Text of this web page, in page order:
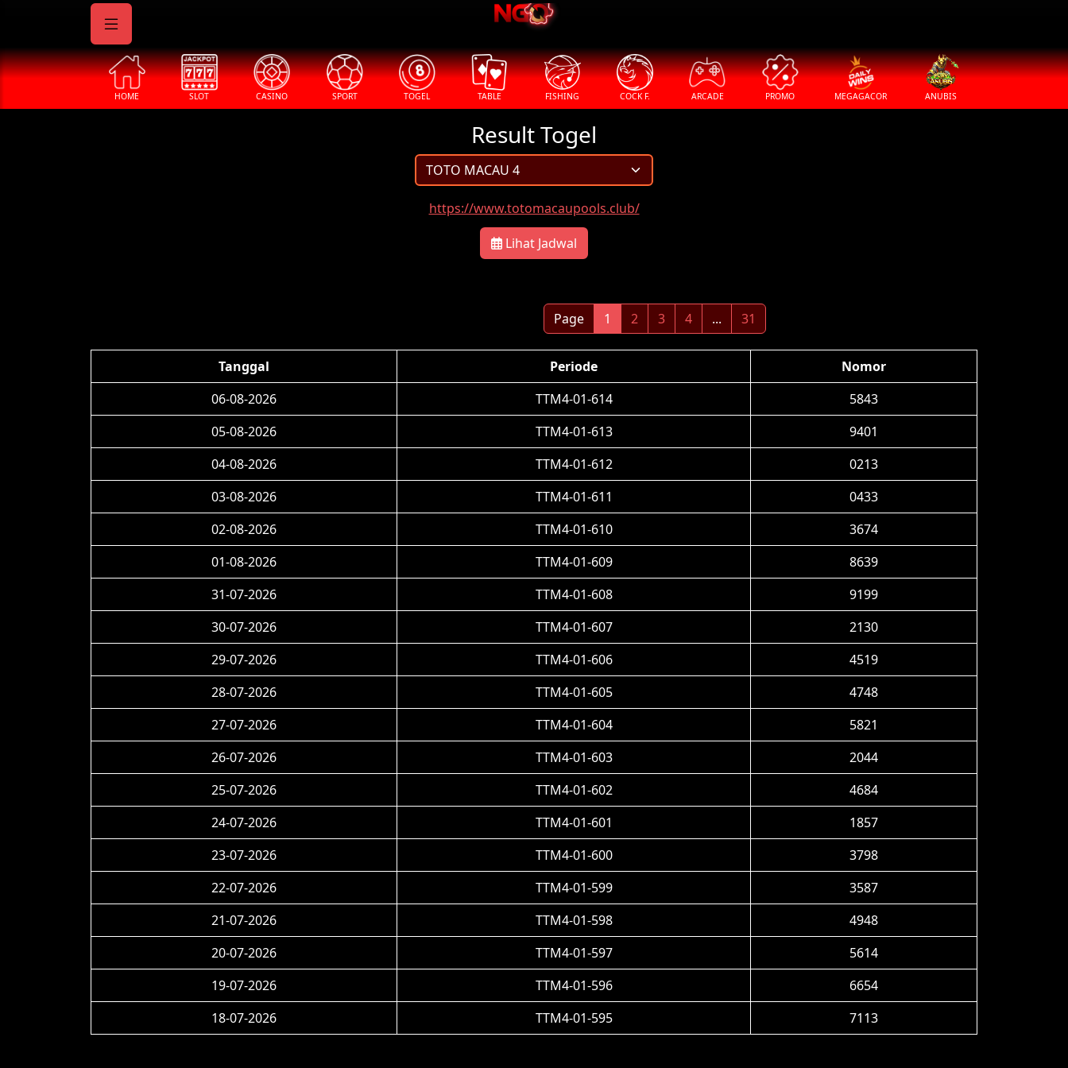
HOME SLOT CASINO SPORT TOGEL TABLE FISHING COCK F. ARCADE PROMO MEGAGACOR ANUBIS
Result Togel
https://www.totomacaupools.club/
Lihat Jadwal
Page 1 2 3 4 ... 31
Tanggal Periode
Nomor
06-08-2026
TTM4-01-614
5843
05-08-2026
TTM4-01-613
9401
04-08-2026
TTM4-01-612
0213
03-08-2026
TTM4-01-611
0433
02-08-2026
TTM4-01-610
3674
01-08-2026
TTM4-01-609
8639
31-07-2026
TTM4-01-608
9199
30-07-2026
TTM4-01-607
2130
29-07-2026
TTM4-01-606
4519
28-07-2026
TTM4-01-605
4748
27-07-2026
TTM4-01-604
5821
26-07-2026
TTM4-01-603
2044
25-07-2026
TTM4-01-602
4684
24-07-2026
TTM4-01-601
1857
23-07-2026
TTM4-01-600
3798
22-07-2026
TTM4-01-599
3587
21-07-2026
TTM4-01-598
4948
20-07-2026
TTM4-01-597
5614
19-07-2026
TTM4-01-596
6654
18-07-2026
TTM4-01-595 7113